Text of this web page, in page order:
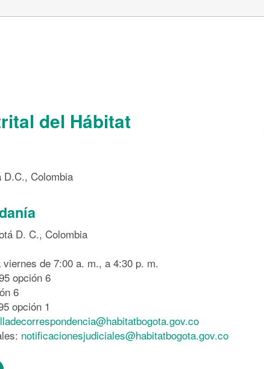
del Hábitat
D.C., Colombia
D. C., Colombia
de 7:00 a. m., a 4:30 p. m.
opción 6
6
opción 1
notificacionesjudiciales@habitatbogota.gov.co